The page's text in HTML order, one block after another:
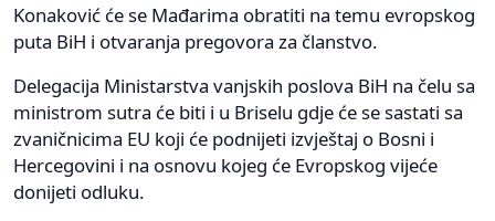
Konaković će se Mađarima obratiti na temu evropskog
puta BiH i otvaranja pregovora za članstvo.
Delegacija Ministarstva vanjskih poslova BiH na čelu sa
ministrom sutra će biti i u Briselu gdje će se sastati sa
zvaničnicima EU koji će podnijeti izvještaj o Bosni i
Hercegovini i na osnovu kojeg će Evropskog vijeće
donijeti odluku.